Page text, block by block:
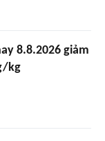
8.8.2026 giảm
kg